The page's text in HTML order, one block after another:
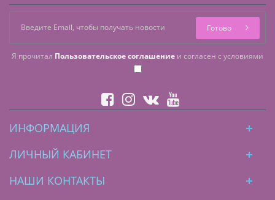
Я прочитал Пользовательское соглашение и согласен с условиями
Готово
ИНФОРМАЦИЯ
ЛИЧНЫЙ КАБИНЕТ
НАШИ КОНТАКТЫ